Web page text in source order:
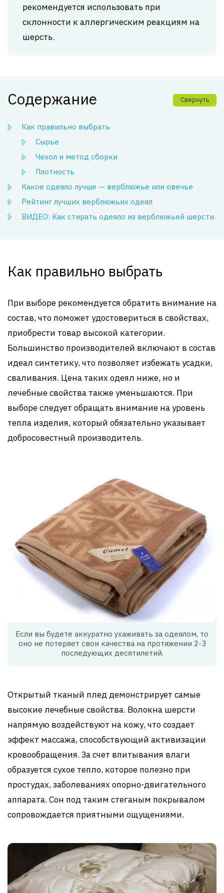
рекомендуется использовать при
склонности к аллергическим реакциям на
шерсть.
Содержание Свернуть
Как правильно выбрать
Сырье
Чехол и метод сборки
Плотность
Какое одеяло лучше — верблюжье или овечье
Рейтинг лучших верблюжьих одеял
ВИДЕО: Как стирать одеяло из верблюжьей шерсти.
Как правильно выбрать
При выборе рекомендуется обратить внимание на
состав, что поможет удостовериться в свойствах,
приобрести товар высокой категории.
Большинство производителей включают в состав
идеал синтетику, что позволяет избежать усадки,
сваливания. Цена таких одеял ниже, но и
лечебные свойства также уменьшаются. При
выборе следует обращать внимание на уровень
тепла изделия, который обязательно указывает
добросовестный производитель.
Если вы будете аккуратно ухаживать за одеялом, то
оно не потеряет свои качества на протяжении 2-3
последующих десятилетий.
Открытый тканый плед демонстрирует самые
высокие лечебные свойства. Волокна шерсти
напрямую воздействуют на кожу, что создает
эффект массажа, способствующий активизации
кровообращения. За счет впитывания влаги
образуется сухое тепло, которое полезно при
простудах, заболеваниях опорно-двигательного
аппарата. Сон под таким стеганым покрывалом
сопровождается приятными ощущениями.